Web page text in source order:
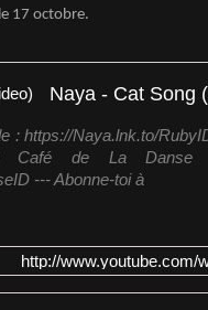
17 octobre.
Naya - Cat Song
: https://Naya.lnk.to/
Café de La Danse
--- Abonne-toi à
http://www.youtube.com/